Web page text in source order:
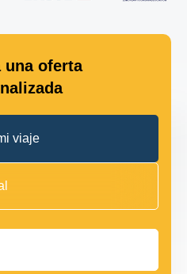
una oferta
viaje